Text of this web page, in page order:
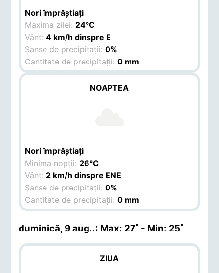
Nori împrăștiați
Maxima zilei: 24°C
Vânt:4 km/h dinspre E
Șanse de precipitații:0%
Cantitate de precipitații:0 mm
NOAPTEA
Nori împrăștiați
Minima nopții: 26°C
Vânt: 2 km/h dinspre ENE
Șanse de precipitații:0%
Cantitate de precipitații:0 mm
duminică, 9 aug..: Max: 27˚ - Min: 25˚
ZIUA